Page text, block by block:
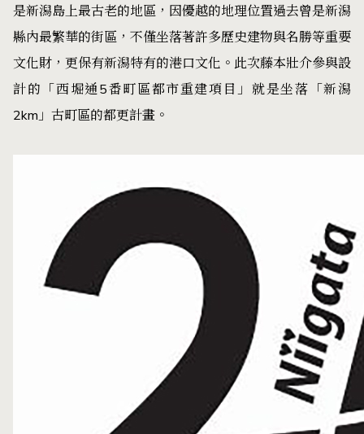
是新潟島上最古老的地區，因優越的地理位置過去曾是新潟
縣內最繁華的街區，不僅坐落著許多歷史建物與名勝等重要
文化財，更保有新潟特有的港口文化。此次藤本壯介參與設
計的「西堀通5番町區都市重建項目」就是坐落「新潟
2km」古町區的都更計畫。